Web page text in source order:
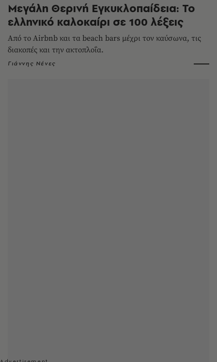
Μεγάλη Θερινή Εγκυκλοπαίδεια: Το
ελληνικό καλοκαίρι σε 100 λέξεις
Από το Airbnb και τα beach bars μέχρι τον καύσωνα, τις
διακοπές και την ακτοπλοΐα.
Γιάννης Νένες